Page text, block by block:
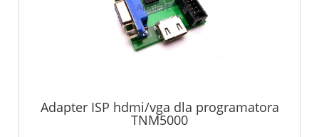
Adapter ISP hdmi/vga dla programatora
TNM5000